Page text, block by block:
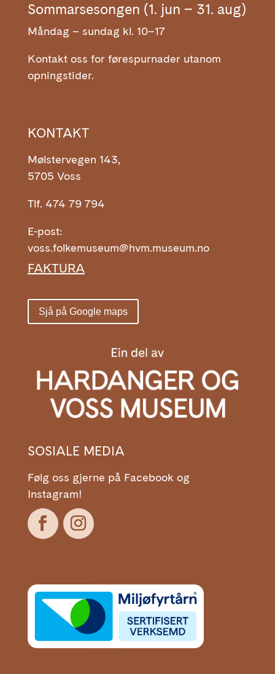
Sommarsesongen (1. jun – 31. aug)
Måndag – sundag kl. 10–17
Kontakt oss for førespurnader utanom
opningstider.
KONTAKT
Mølstervegen 143,
5705 Voss
Tlf. 474 79 794
E-post:
voss.folkemuseum@hvm.museum.no
FAKTURA
Sjå på Google maps
SOSIALE MEDIA
Følg oss gjerne på Facebook og
Instagram!